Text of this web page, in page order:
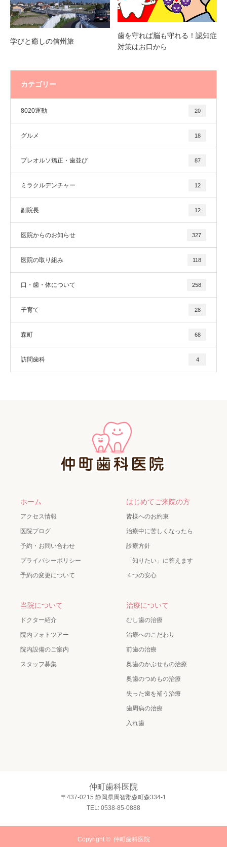
学びと癒しの信州旅
歯を守れば脳も守れる！認知症
対策はお口から
カテゴリー
8020運動 20
グルメ 18
プレオルソ矯正・歯並び 87
ミラクルデンチャー 12
副院長 12
医院からのお知らせ 327
医院の取り組み 118
口・歯・体について 258
子育て 28
森町 68
訪問歯科 4
ホーム
アクセス情報
医院ブログ
予約・お問い合わせ
プライバシーポリシー
予約の変更について
はじめてご来院の方
皆様へのお約束
治療中に苦しくなったら
診療方針
「知りたい」に答えます
４つの安心
当院について
ドクター紹介
院内フォトツアー
院内設備のご案内
スタッフ募集
治療について
むし歯の治療
治療へのこだわり
前歯の治療
奥歯のかぶせもの治療
奥歯のつめもの治療
失った歯を補う治療
歯周病の治療
入れ歯
仲町歯科医院
〒437-0215 静岡県周智郡森町森334-1
TEL: 0538-85-0888
Copyright © 仲町歯科医院